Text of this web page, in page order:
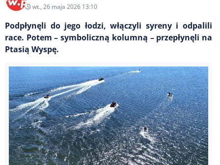
wt., 26 maja 2026 13:10
Podpłynęli do jego łodzi, włączyli syreny i odpalili
race. Potem – symboliczną kolumną – przepłynęli na
Ptasią Wyspę.